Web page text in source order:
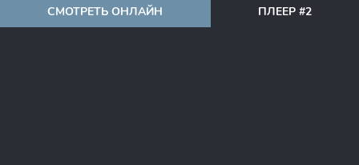
СМОТРЕТЬ ОНЛАЙН ПЛЕЕР #2